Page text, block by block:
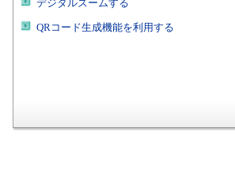
デジタルズームする
QRコード生成機能を利用する